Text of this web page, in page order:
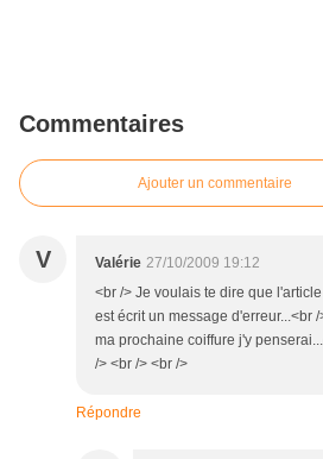
Commentaires
Ajouter un commentaire
V Valérie 27/10/2009 19:12
<br /> Je voulais te dire que
est écrit un message d'erreur...<br
ma prochaine coiffure j'y
/> <br /> <br />
Répondre